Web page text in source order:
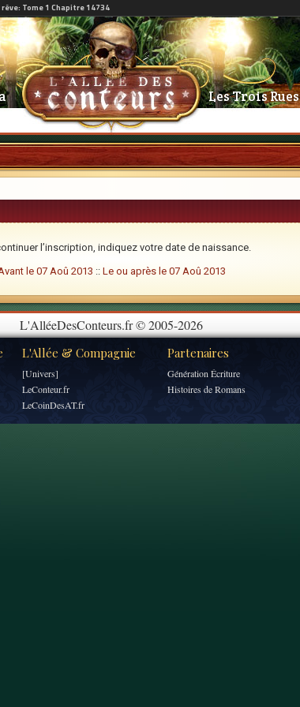
Les Trois Rues
l’inscription, indiquez votre date de naissance.
le 07 Aoû 2013 :: Le ou après le 07 Aoû 2013
L'AlléeDesConteurs.fr © 2005-2026
L'Allée & Compagnie Partenaires
[Univers]
LeConteur.fr
LeCoinDesAT.fr
Génération Écriture
Histoires de Romans